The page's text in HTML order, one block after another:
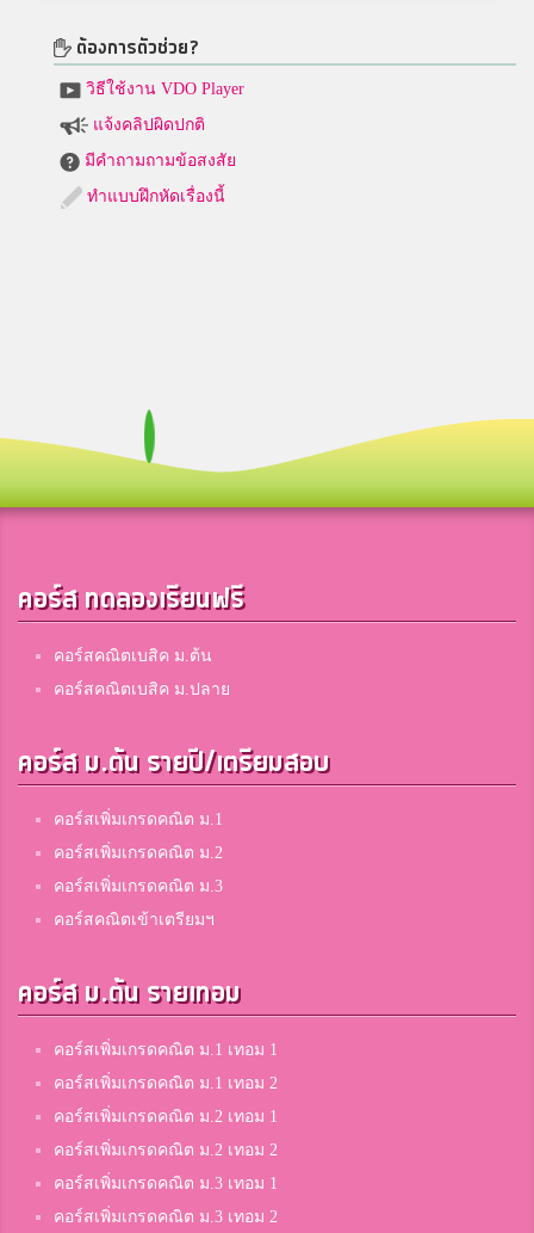
ต้องการตัวช่วย?
วิธีใช้งาน VDO Player
แจ้งคลิปผิดปกติ
มีคำถามถามข้อสงสัย
ทำแบบฝึกหัดเรื่องนี้
คอร์ส ทดลองเรียนฟรี
คอร์สคณิตเบสิค ม.ต้น
คอร์สคณิตเบสิค ม.ปลาย
คอร์ส ม.ต้น รายปี/เตรียมสอบ
คอร์สเพิ่มเกรดคณิต ม.1
คอร์สเพิ่มเกรดคณิต ม.2
คอร์สเพิ่มเกรดคณิต ม.3
คอร์สคณิตเข้าเตรียมฯ
คอร์ส ม.ต้น รายเทอม
คอร์สเพิ่มเกรดคณิต ม.1 เทอม 1
คอร์สเพิ่มเกรดคณิต ม.1 เทอม 2
คอร์สเพิ่มเกรดคณิต ม.2 เทอม 1
คอร์สเพิ่มเกรดคณิต ม.2 เทอม 2
คอร์สเพิ่มเกรดคณิต ม.3 เทอม 1
คอร์สเพิ่มเกรดคณิต ม.3 เทอม 2